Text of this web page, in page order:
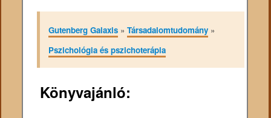
Gutenberg Galaxis» Társadalomtudomány»
Pszichológia és pszichoterápia
Könyvajánló: